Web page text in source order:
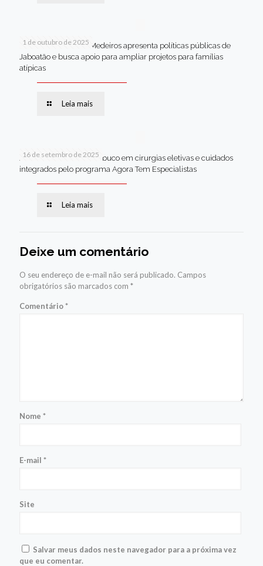
1 de outubro de 2025
Em Brasília, Andréa Medeiros apresenta políticas públicas de
Jaboatão e busca apoio para ampliar projetos para famílias
atípicas
Leia mais
16 de setembro de 2025
Jaboatão lidera Pernambuco em cirurgias eletivas e cuidados
integrados pelo programa Agora Tem Especialistas
Leia mais
Deixe um comentário
O seu endereço de e-mail não será publicado. Campos
obrigatórios são marcados com *
Comentário*
Nome *
E-mail *
Site
Salvar meus dados neste navegador para a próxima vez
que eu comentar.